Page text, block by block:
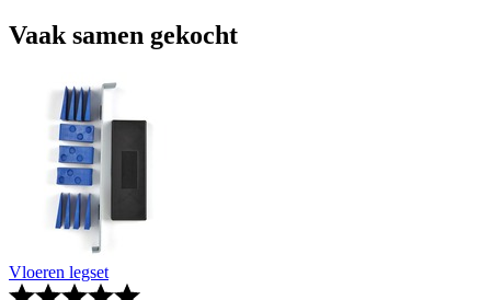
Vaak samen gekocht
Vloeren legset